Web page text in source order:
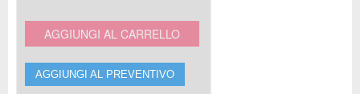
AGGIUNGI AL CARRELLO
AGGIUNGI AL PREVENTIVO